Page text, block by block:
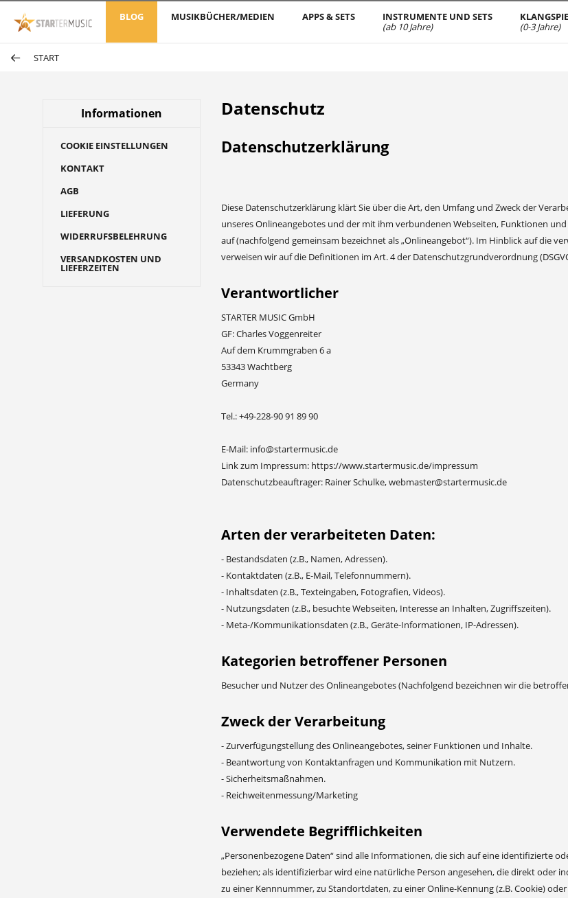
BLOG MUSIKBÜCHER/MEDIEN APPS & SETS
INSTRUMENTE UND SETS
(ab 10 Jahre)
(0-3 Jahre)
START
Informationen
COOKIE EINSTELLUNGEN
KONTAKT
AGB
LIEFERUNG
WIDERRUFSBELEHRUNG
VERSANDKOSTEN UND
LIEFERZEITEN
Datenschutz
Datenschutzerklärung
Diese Datenschutzerklärung klärt Sie über die Art, den Umfang und Zweck der
unseres Onlineangebotes und der mit ihm verbundenen Webseiten, Funktionen
auf (nachfolgend gemeinsam bezeichnet als „Onlineangebot“). Im Hinblick auf die
verweisen wir auf die Definitionen im Art. 4 der Datenschutzgrundverordnung
Verantwortlicher
STARTER MUSIC GmbH
GF: Charles Voggenreiter
Auf dem Krummgraben 6 a
53343 Wachtberg
Germany
Tel.: +49-228-90 91 89 90
E-Mail: info@startermusic.de
Link zum Impressum: https://www.startermusic.de/impressum
Datenschutzbeauftrager: Rainer Schulke, webmaster@startermusic.de
Arten der verarbeiteten Daten:
- Bestandsdaten (z.B., Namen, Adressen).
- Kontaktdaten (z.B., E-Mail, Telefonnummern).
- Inhaltsdaten (z.B., Texteingaben, Fotografien, Videos).
- Nutzungsdaten (z.B., besuchte Webseiten, Interesse an Inhalten, Zugriffszeiten).
- Meta-/Kommunikationsdaten (z.B., Geräte-Informationen, IP-Adressen).
Kategorien betroffener Personen
Besucher und Nutzer des Onlineangebotes (Nachfolgend bezeichnen wir die
Zweck der Verarbeitung
- Zurverfügungstellung des Onlineangebotes, seiner Funktionen und Inhalte.
- Beantwortung von Kontaktanfragen und Kommunikation mit Nutzern.
- Sicherheitsmaßnahmen.
- Reichweitenmessung/Marketing
Verwendete Begrifflichkeiten
„Personenbezogene Daten“ sind alle Informationen, die sich auf eine identifizierte
beziehen; als identifizierbar wird eine natürliche Person angesehen, die direkt oder
zu einer Kennnummer, zu Standortdaten, zu einer Online-Kennung (z.B. Cookie)